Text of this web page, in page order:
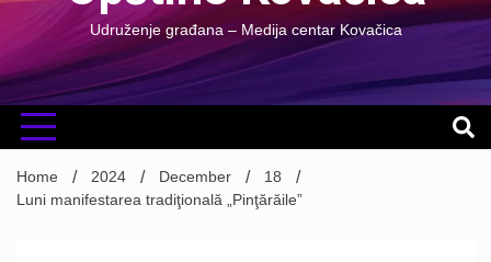
Udruženje građana – Medija centar Kovačica
Home 2024 December
18
Luni manifestarea tradiţională „Pinţărăile”